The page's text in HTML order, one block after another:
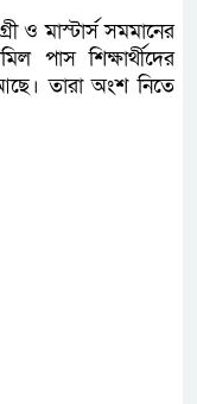
ও মাস্টার্স সমমানের
পাস শিক্ষার্থীদের
তারা অংশ নিতে